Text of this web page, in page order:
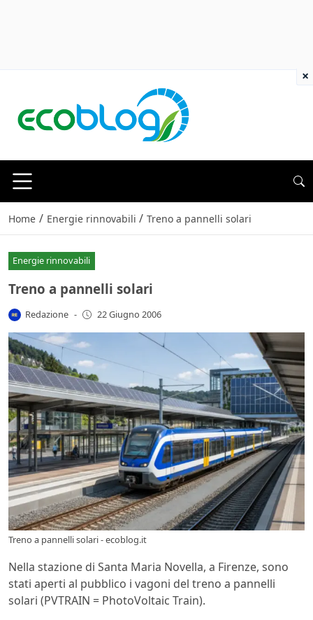
Home / Energie rinnovabili / Treno a pannelli solari
Energie rinnovabili
Treno a pannelli solari
Redazione - 22 Giugno 2006
Treno a pannelli solari - ecoblog.it
Nella stazione di Santa Maria Novella, a Firenze, sono
stati aperti al pubblico i vagoni del treno a pannelli
solari (PVTRAIN = PhotoVoltaic Train).
×